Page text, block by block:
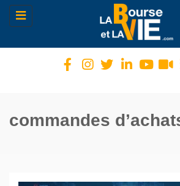
Toggle
navigation
commandes